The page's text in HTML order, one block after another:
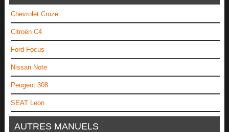
Chevrolet Cruze
Citroën C4
Ford Focus
Nissan Note
Peugeot 308
SEAT Leon
AUTRES MANUELS